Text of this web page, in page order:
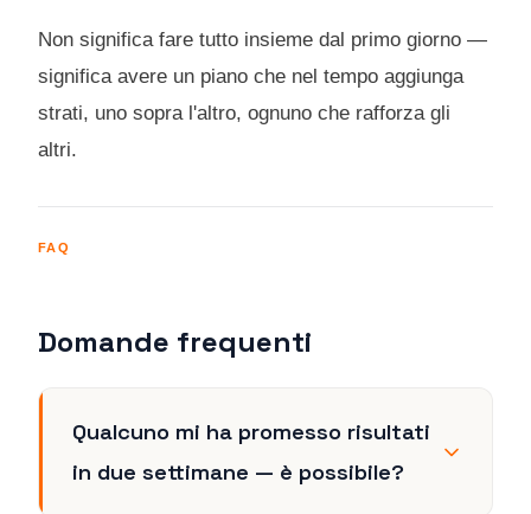
Non significa fare tutto insieme dal primo giorno —
significa avere un piano che nel tempo aggiunga
strati, uno sopra l'altro, ognuno che rafforza gli
altri.
FAQ
Domande frequenti
Qualcuno mi ha promesso risultati
in due settimane — è possibile?